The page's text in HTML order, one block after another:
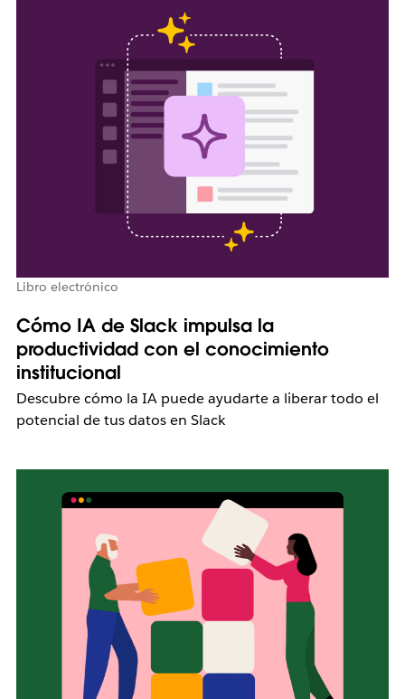
Libro electrónico
Cómo IA de Slack impulsa la
productividad con el conocimiento
institucional
Descubre cómo la IA puede ayudarte a liberar todo el
potencial de tus datos en Slack